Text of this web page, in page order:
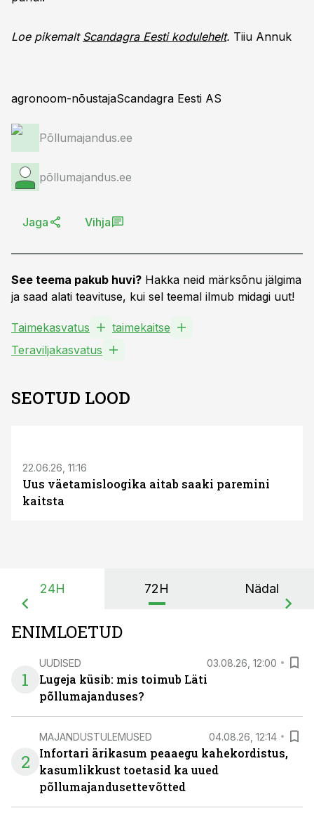
Loe pikemalt Scandagra Eesti kodulehelt. Tiiu Annuk
agronoom-nõustajaScandagra Eesti AS
Põllumajandus.ee
põllumajandus.ee
Jaga Vihja
See teema pakub huvi? Hakka neid märksõnu jälgima
ja saad alati teavituse, kui sel teemal ilmub midagi uut!
Taimekasvatus
taimekaitse
Teraviljakasvatus
SEOTUD LOOD
22.06.26, 11:16
Uus väetamisloogika aitab saaki paremini
kaitsta
24H 72H Nädal
ENIMLOETUD
1
UUDISED 03.08.26, 12:00
Lugeja küsib: mis toimub Läti
põllumajanduses?
2
MAJANDUSTULEMUSED 04.08.26, 12:14
Infortari ärikasum peaaegu kahekordistus,
kasumlikkust toetasid ka uued
põllumajandusettevõtted